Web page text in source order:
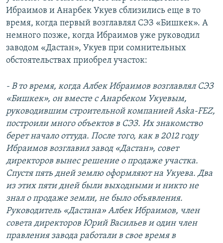
Ибраимов и Анарбек Укуев сблизились еще в то
время, когда первый возглавлял СЭЗ «Бишкек». А
немного позже, когда Ибраимов уже руководил
заводом «Дастан», Укуев при сомнительных
обстоятельствах приобрел участок:
- В то время, когда Албек Ибраимов возглавлял СЭЗ
«Бишкек», он вместе с Анарбеком Укуевым,
руководившим строительной компанией Aska-FEZ,
построили много объектов в СЭЗ. Их знакомство
берет начало оттуда. После того, как в 2012 году
Ибраимов возглавил завод «Дастан», совет
директоров вынес решение о продаже участка.
Спустя пять дней землю оформляют на Укуева. Два
из этих пяти дней были выходными и никто не
знал о продаже земли, не было объявления.
Руководитель «Дастана» Албек Ибраимов, член
совета директоров Юрий Васильев и один член
правления завода работали в свое время в